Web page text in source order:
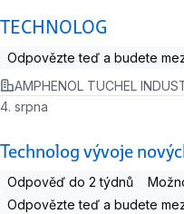
TECHNOLOG
Odpovězte teď a budete
AMPHENOL TUCHEL
Technolog vývoje
4. srpna
Odpověď do 2 týdnů
Odpovězte teď a budete